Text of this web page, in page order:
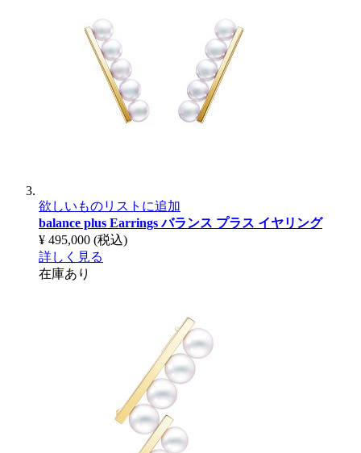
欲しいものリストに追加
balance plus Earringsバランス プラス イヤリング
¥ 495,000 (税込)
詳しく見る
在庫あり